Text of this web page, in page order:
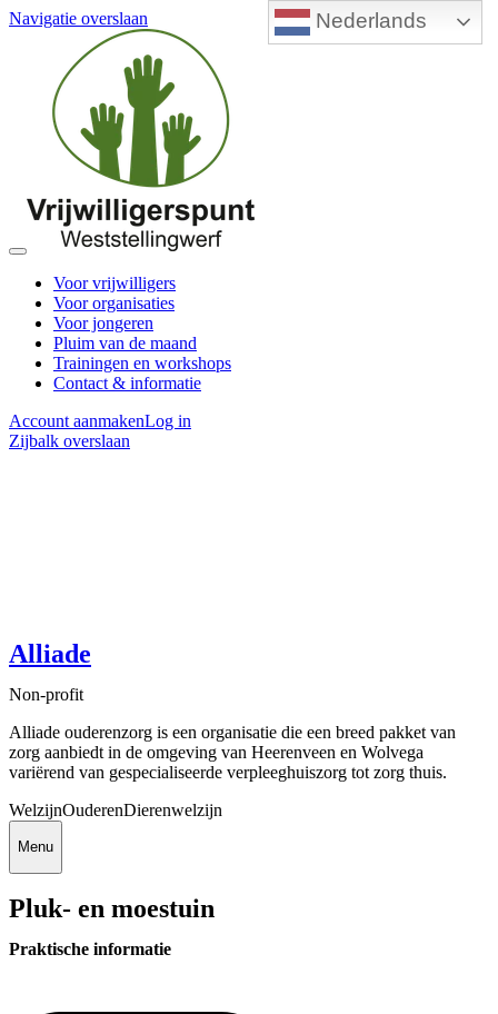
Nederlands
Navigatie overslaan
Voor vrijwilligers
Voor organisaties
Voor jongeren
Pluim van de maand
Trainingen en workshops
Contact & informatie
Account aanmakenLog in
Zijbalk overslaan
Alliade
Non-profit
Alliade ouderenzorg is een organisatie die een breed pakket van
zorg aanbiedt in de omgeving van Heerenveen en Wolvega
variërend van gespecialiseerde verpleeghuiszorg tot zorg thuis.
WelzijnOuderenDierenwelzijn
Menu
Pluk- en moestuin
Praktische informatie